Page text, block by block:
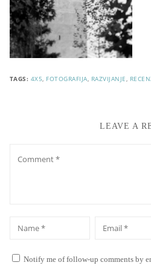
TAGS: 4X5, FOTOGRAFIJA, RAZVIJANJE,
LEAVE A
Notify me of follow-up comments by